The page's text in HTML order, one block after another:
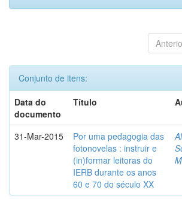
Conjunto de itens:
Data do
documento
Título
31-Mar-2015
Por uma pedagogia das
fotonovelas : instruir e
(in)formar leitoras do
IERB durante os anos
60 e 70 do século XX